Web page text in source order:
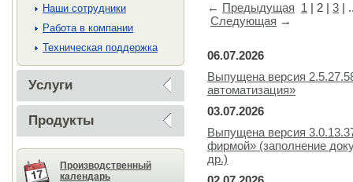
Наши сотрудники
Работа в компании
Техническая поддержка
Услуги
Продукты
Производственный
календарь
← Предыдущая 1 | 2 | 3 |
Следующая →
06.07.2026
Выпущена версия
автоматизация»
03.07.2026
Выпущена версия
фирмой» (заполнение
др.)